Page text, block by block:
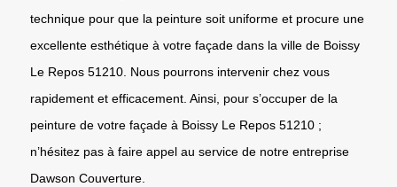
technique pour que la peinture soit uniforme et procure une
excellente esthétique à votre façade dans la ville de Boissy
Le Repos 51210. Nous pourrons intervenir chez vous
rapidement et efficacement. Ainsi, pour s’occuper de la
peinture de votre façade à Boissy Le Repos 51210 ;
n’hésitez pas à faire appel au service de notre entreprise
Dawson Couverture.